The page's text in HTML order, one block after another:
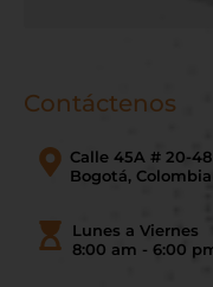
Contáctenos
Calle 45A # 20-48
Bogotá, Colombia
Lunes a Viernes
8:00 am - 6:00